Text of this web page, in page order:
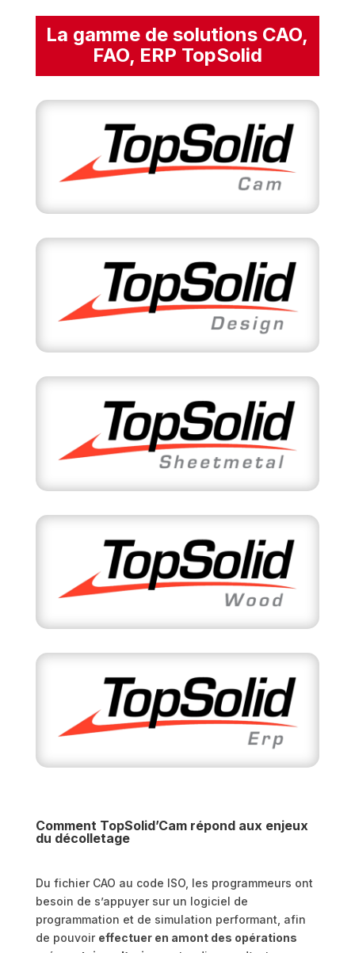
La gamme de solutions CAO,
FAO, ERP TopSolid
Comment TopSolid’Cam répond aux enjeux
du décolletage
Du fichier CAO au code ISO, les programmeurs ont
besoin de s’appuyer sur un logiciel de
programmation et de simulation performant, afin
de pouvoir effectuer en amont des opérations